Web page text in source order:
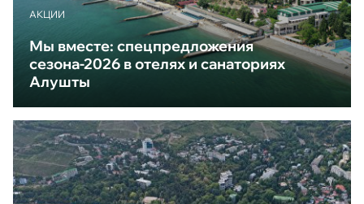
АКЦИИ
Мы вместе: спецпредложения
сезона-2026 в отелях и санаториях
Алушты